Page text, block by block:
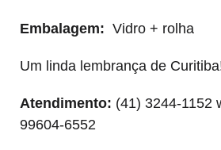
Embalagem: Vidro + rolha
Um linda lembrança de
Atendimento: (41) 3244-1152
99604-6552